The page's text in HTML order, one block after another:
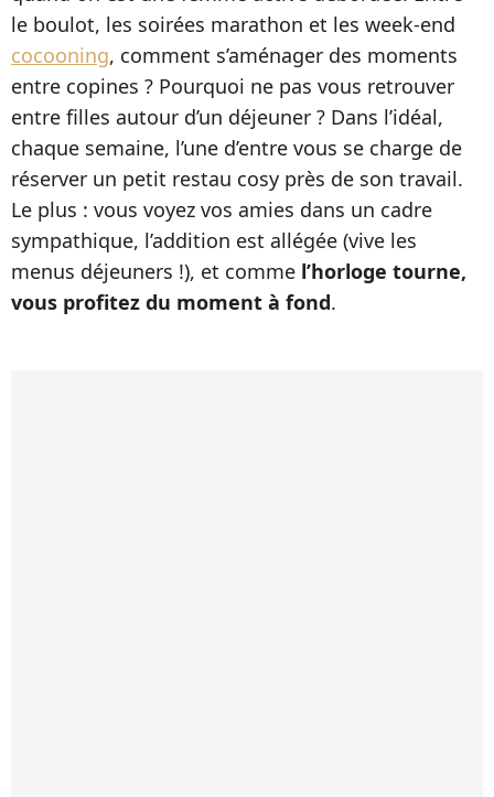
le boulot, les soirées marathon et les week-end
cocooning, comment s’aménager des moments
entre copines ? Pourquoi ne pas vous retrouver
entre filles autour d’un déjeuner ? Dans l’idéal,
chaque semaine, l’une d’entre vous se charge de
réserver un petit restau cosy près de son travail.
Le plus : vous voyez vos amies dans un cadre
sympathique, l’addition est allégée (vive les
menus déjeuners !), et comme l’horloge tourne,
vous profitez du moment à fond.